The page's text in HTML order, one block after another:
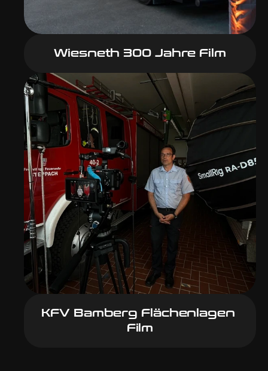
Wiesneth 300 Jahre Film
KFV Bamberg Flächenlagen
Film